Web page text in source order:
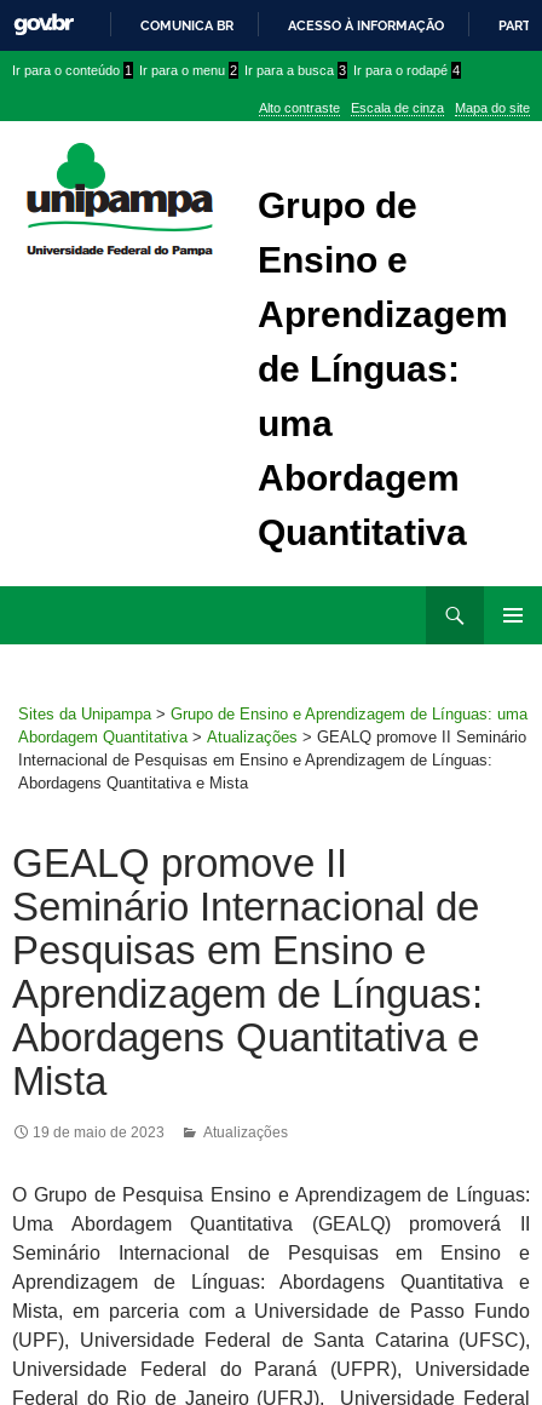
PARA
CONTEÚDO
COMUNICA BR ACESSO À INFORMAÇÃO
conteúdo
menu
superior
menu
Ir para o conteúdo 1 Ir para o menu 2 Ir para a busca 3 Ir para o rodapé 4
Alto contraste Escala de cinza Mapa do site
Grupo de
Ensino e
Aprendizagem
de Línguas:
uma
Abordagem
Quantitativa
Sites da Unipampa > Grupo de Ensino e Aprendizagem de Línguas: uma
Abordagem Quantitativa > Atualizações > GEALQ promove II Seminário
Internacional de Pesquisas em Ensino e Aprendizagem de Línguas:
Abordagens Quantitativa e Mista
GEALQ promove II
Seminário Internacional de
Pesquisas em Ensino e
Aprendizagem de Línguas:
Abordagens Quantitativa e
Mista
19 de maio de 2023 Atualizações
O Grupo de Pesquisa Ensino e Aprendizagem de Línguas:
Uma Abordagem Quantitativa (GEALQ) promoverá II
Seminário Internacional de Pesquisas em Ensino e
Aprendizagem de Línguas: Abordagens Quantitativa e
Mista, em parceria com a Universidade de Passo Fundo
(UPF), Universidade Federal de Santa Catarina (UFSC),
Universidade Federal do Paraná (UFPR), Universidade
Federal do Rio de Janeiro (UFRJ), Universidade Federal